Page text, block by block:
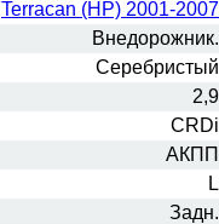
Terracan (HP) 2001-2007
Внедорожник.
Серебристый
2,9
CRDi
АКПП
L
Задн.